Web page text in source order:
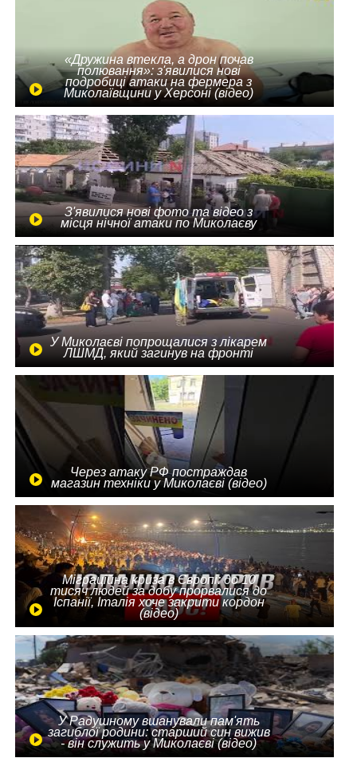
«Дружина втекла, а дрон почав
полювання»: з'явилися нові
подробиці атаки на фермера з
Миколаївщини у Херсоні (відео)
З'явилися нові фото та відео з
місця нічної атаки по Миколаєву
У Миколаєві попрощалися з лікарем
ЛШМД, який загинув на фронті
Через атаку РФ постраждав
магазин техніки у Миколаєві (відео)
Міграційна криза в Європі: до 10
тисяч людей за добу прорвалися до
Іспанії, Італія хоче закрити кордон
(відео)
У Радушному вшанували пам'ять
загиблої родини: старший син вижив
- він служить у Миколаєві (відео)